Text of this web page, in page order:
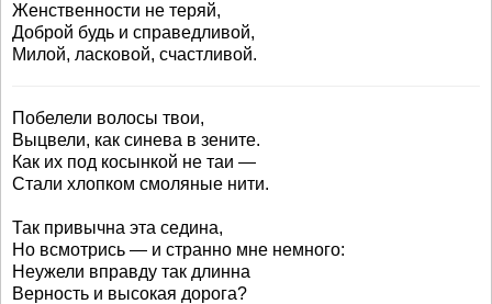
Женственности не теряй,
Доброй будь и справедливой,
Милой, ласковой, счастливой.
Побелели волосы твои,
Выцвели, как синева в зените.
Как их под косынкой не таи —
Стали хлопком смоляные нити.
Так привычна эта седина,
Но всмотрись — и странно мне немного:
Неужели вправду так длинна
Верность и высокая дорога?